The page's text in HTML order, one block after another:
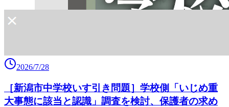
2026/7/28
［新潟市中学校いす引き問題］学校側「いじめ重
大事態に該当と認識」調査を検討、保護者の求め